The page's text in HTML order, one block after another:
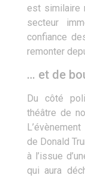
est similaire
secteur
confiance
remonter
… et de
Du côté
théâtre de
de Donald
à l’issue
qui aura